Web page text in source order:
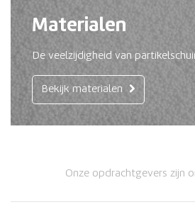
Materialen
De veelzijdigheid van
Bekijk materialen
Onze opdrachtgevers zijn